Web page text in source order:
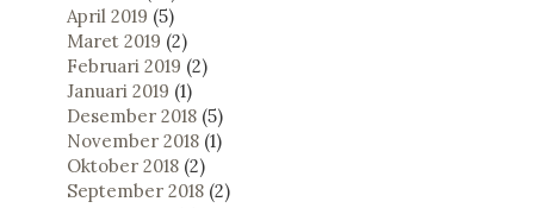
April 2019 (5)
Maret 2019 (2)
Februari 2019 (2)
Januari 2019 (1)
Desember 2018 (5)
November 2018 (1)
Oktober 2018 (2)
September 2018 (2)